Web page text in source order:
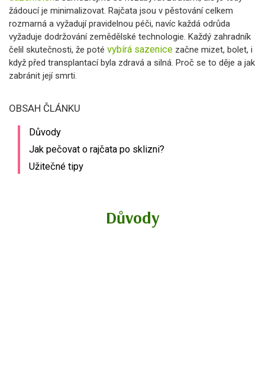
žádoucí je minimalizovat. Rajčata jsou v pěstování celkem
rozmarná a vyžadují pravidelnou péči, navíc každá odrůda
vyžaduje dodržování zemědělské technologie. Každý zahradník
čelil skutečnosti, že poté vybírá sazenice začne mizet, bolet, i
když před transplantací byla zdravá a silná. Proč se to děje a jak
zabránit její smrti.
OBSAH ČLÁNKU
Důvody
Jak pečovat o rajčata po sklizni?
Užitečné tipy
Důvody